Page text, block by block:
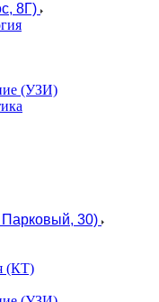
8Г)
(УЗИ)
Парковый, 30)
(КТ)